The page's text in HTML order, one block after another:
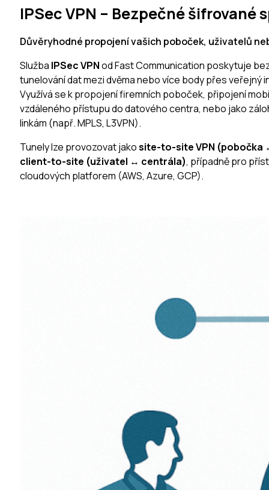
IPSec VPN – Bezpečné šifrované
Důvěryhodné propojení vašich poboček, uživatelů
Služba IPSec VPNod Fast Communication poskytuje
tunelování dat mezi dvěma nebo více body přes veřejný
Využívá se k propojení firemních poboček, připojení
vzdáleného přístupu do datového centra, nebo jako
linkám (např. MPLS, L3VPN).
Tunely lze provozovat jakosite-to-site VPN (pobočka
client-to-site (uživatel ↔ centrála), případně pro
cloudových platforem (AWS, Azure, GCP).